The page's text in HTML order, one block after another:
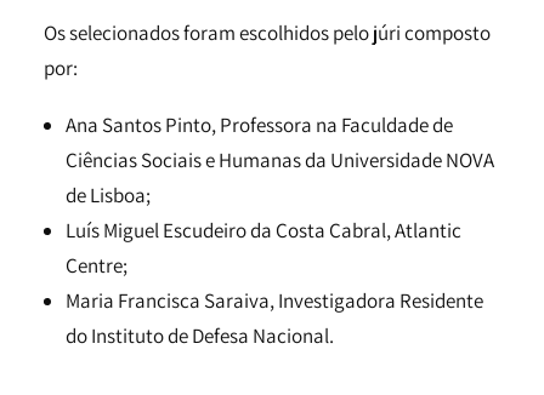
Os selecionados foram escolhidos pelo júri composto
por:
Ana Santos Pinto, Professora na Faculdade de
Ciências Sociais e Humanas da Universidade NOVA
de Lisboa;
Luís Miguel Escudeiro da Costa Cabral, Atlantic
Centre;
Maria Francisca Saraiva, Investigadora Residente
do Instituto de Defesa Nacional.